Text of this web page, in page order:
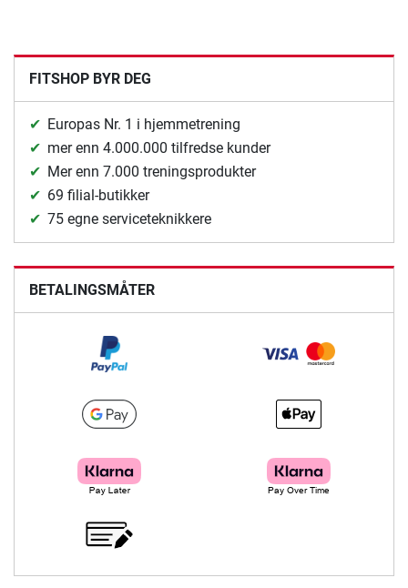
FITSHOP BYR DEG
Europas Nr. 1 i hjemmetrening
mer enn 4.000.000 tilfredse kunder
Mer enn 7.000 treningsprodukter
69 filial-butikker
75 egne serviceteknikkere
BETALINGSMÅTER